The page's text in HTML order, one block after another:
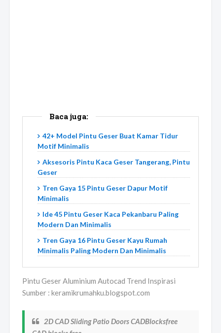
Baca juga:
42+ Model Pintu Geser Buat Kamar Tidur
Motif Minimalis
Aksesoris Pintu Kaca Geser Tangerang, Pintu
Geser
Tren Gaya 15 Pintu Geser Dapur Motif
Minimalis
Ide 45 Pintu Geser Kaca Pekanbaru Paling
Modern Dan Minimalis
Tren Gaya 16 Pintu Geser Kayu Rumah
Minimalis Paling Modern Dan Minimalis
Pintu Geser Aluminium Autocad Trend Inspirasi
Sumber : keramikrumahku.blogspot.com
2D CAD Sliding Patio Doors CADBlocksfree